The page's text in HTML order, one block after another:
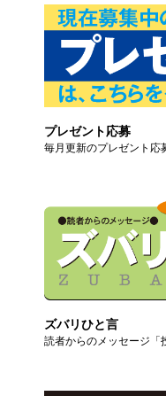
プレゼント応募
毎月更新のプレゼント応
ズバリひと言
読者からのメッセージ「